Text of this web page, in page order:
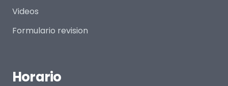
Videos
Formulario revision
Horario